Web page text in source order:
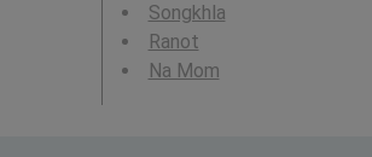
Songkhla
Ranot
Na Mom